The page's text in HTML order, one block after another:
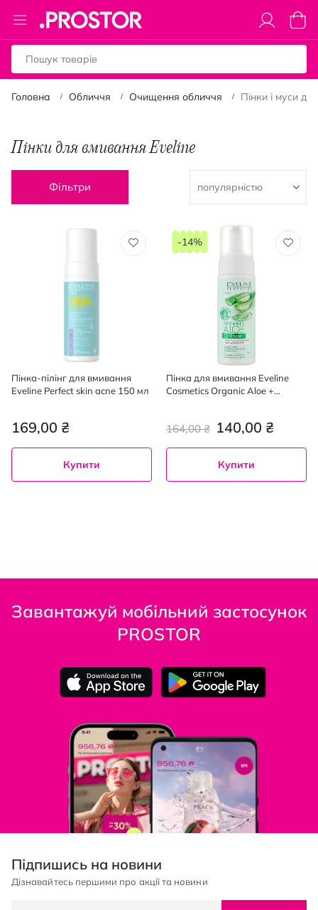
Toggle
Nav
Кошик
Головна Обличчя Очищення обличчя Пінки і муси
Пінки для вмивання Eveline
Фільтри
Пінка-пілінг для вмивання
Eveline Perfect skin acne 150 мл
169,00 ₴
Купити
Пінка для вмивання Eveline
Cosmetics Organic Aloe +
140,00 ₴
164,00 ₴
-14%
Купити
Завантажуй мобільний застосунок
PROSTOR
Підпишись на новини
Дізнавайтесь першими про акції та новини